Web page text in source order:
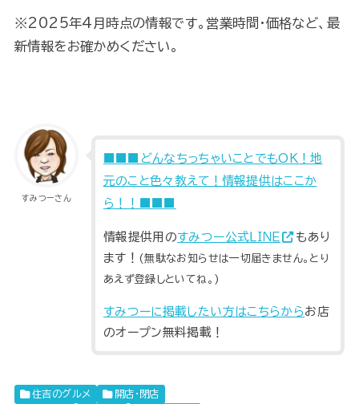
※2025年4月時点の情報です。営業時間・価格など、最
新情報をお確かめください。
すみつーさん
■■■どんなちっちゃいことでもOK！地
元のこと色々教えて！情報提供はここか
ら！！■■■
情報提供用のすみつー公式ＬＩＮＥ
もあり
ます！ (無駄なお知らせは一切届きません。とり
あえず登録しといてね。)
すみつーに掲載したい方はこちらから お店
のオープン無料掲載！
住吉のグルメ
開店・閉店